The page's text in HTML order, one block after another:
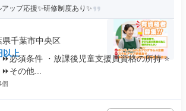
ップ応援✨研修制度あり✨
千葉市中央区
以上
必須条件 ・放課後児童支援員資格の所持 ⭐
その他...
個